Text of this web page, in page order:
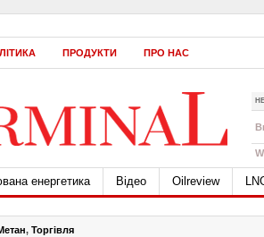
ПРОДУКТИ ПРО НАС
енергетика Відео Oilreview
, Торгівля